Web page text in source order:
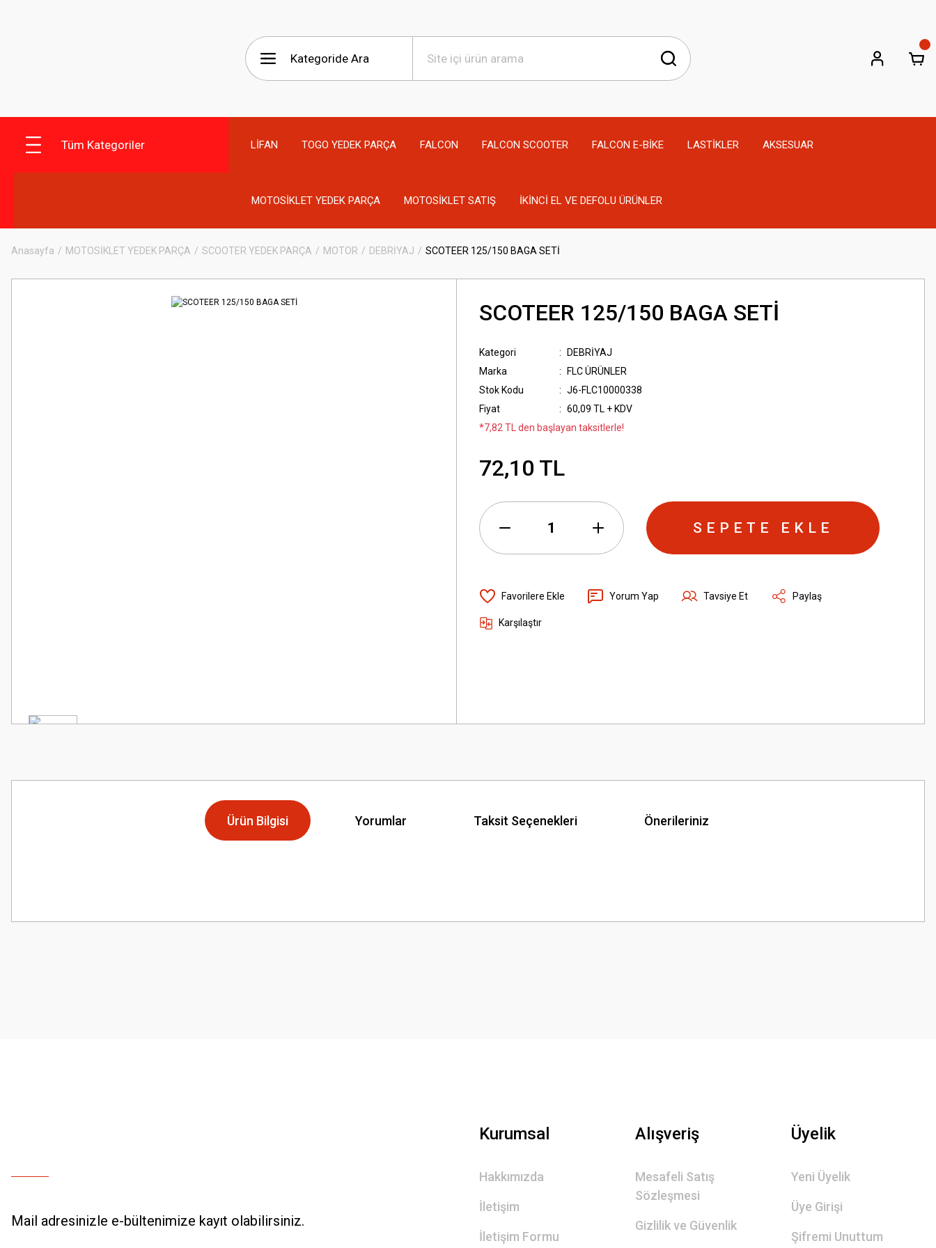
Tüm Kategoriler LİFAN TOGO YEDEK PARÇA FALCON FALCON SCOOTER FALCON E-BİKE LASTİKLER AKSESUAR
MOTOSİKLET YEDEK PARÇA MOTOSİKLET SATIŞ İKİNCİ EL VE DEFOLU ÜRÜNLER
Anasayfa MOTOSİKLET YEDEK PARÇA SCOOTER YEDEK PARÇA MOTOR DEBRİYAJ SCOTEER 125/150 BAGA SETİ
SCOTEER 125/150 BAGA SETİ
Kategori
DEBRİYAJ
Marka
FLC ÜRÜNLER
Stok Kodu
J6-FLC10000338
Fiyat
60,09 TL + KDV
*7,82 TL den başlayan taksitlerle!
72,10 TL
SEPETE EKLE
Yorum Yap Tavsiye Et Paylaş
Karşılaştır
Ürün Bilgisi Yorumlar Taksit Seçenekleri Önerileriniz
Görüş ve önerileriniz için teşekkür ederiz.
Mail adresinizle e-bültenimize kayıt olabilirsiniz.
Kurumsal
Hakkımızda
İletişim
İletişim Formu
Alışveriş
Mesafeli Satış
Sözleşmesi
Gizlilik ve Güvenlik
Üyelik
Yeni Üyelik
Üye Girişi
Şifremi Unuttum